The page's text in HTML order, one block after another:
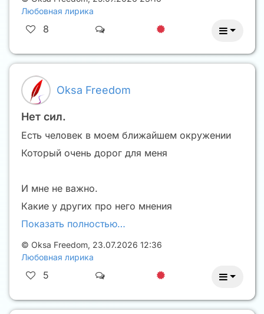
Любовная лирика
8
Oksa Freedom
Нет сил.
Есть человек в моем ближайшем окружении
Который очень дорог для меня
И мне не важно.
Какие у других про него мнения
Показать полностью…
© Oksa Freedom, 23.07.2026 12:36
Любовная лирика
5